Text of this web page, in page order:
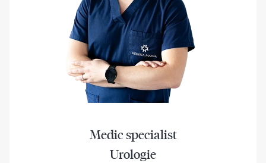
Medic specialist
Urologie